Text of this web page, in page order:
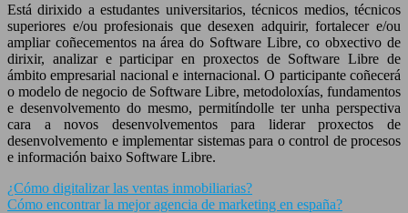
Está dirixido a estudantes universitarios, técnicos medios, técnicos
superiores e/ou profesionais que desexen adquirir, fortalecer e/ou
ampliar coñecementos na área do Software Libre, co obxectivo de
dirixir, analizar e participar en proxectos de Software Libre de
ámbito empresarial nacional e internacional. O participante coñecerá
o modelo de negocio de Software Libre, metodoloxías, fundamentos
e desenvolvemento do mesmo, permitíndolle ter unha perspectiva
cara a novos desenvolvementos para liderar proxectos de
desenvolvemento e implementar sistemas para o control de procesos
e información baixo Software Libre.
¿Cómo digitalizar las ventas inmobiliarias?
Cómo encontrar la mejor agencia de marketing en españa?